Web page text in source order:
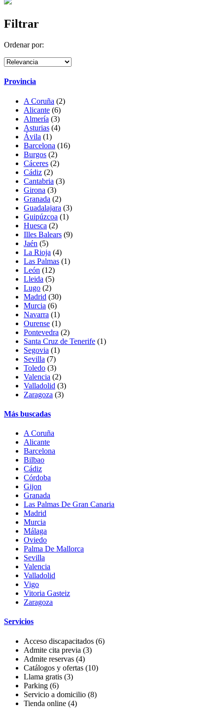
Filtrar
Ordenar por:
Provincia
A Coruña (2)
Alicante (6)
Almería (3)
Asturias (4)
Ávila (1)
Barcelona (16)
Burgos (2)
Cáceres (2)
Cádiz (2)
Cantabria (3)
Girona (3)
Granada (2)
Guadalajara (3)
Guipúzcoa (1)
Huesca (2)
Illes Balears (9)
Jaén (5)
La Rioja (4)
Las Palmas (1)
León (12)
Lleida (5)
Lugo (2)
Madrid (30)
Murcia (6)
Navarra (1)
Ourense (1)
Pontevedra (2)
Santa Cruz de Tenerife (1)
Segovia (1)
Sevilla (7)
Toledo (3)
Valencia (2)
Valladolid (3)
Zaragoza (3)
Más buscadas
A Coruña
Alicante
Barcelona
Bilbao
Cádiz
Córdoba
Gijon
Granada
Las Palmas De Gran Canaria
Madrid
Murcia
Málaga
Oviedo
Palma De Mallorca
Sevilla
Valencia
Valladolid
Vigo
Vitoria Gasteiz
Zaragoza
Servicios
Acceso discapacitados (6)
Admite cita previa (3)
Admite reservas (4)
Catálogos y ofertas (10)
Llama gratis (3)
Parking (6)
Servicio a domicilio (8)
Tienda online (4)